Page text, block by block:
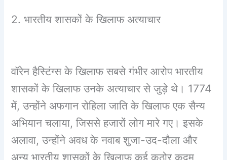
2. भारतीय शासकों के खिलाफ अत्याचार
वॉरेन हैस्टिंग्स के खिलाफ सबसे गंभीर आरोप भारतीय
शासकों के खिलाफ उनके अत्याचार से जुड़े थे। 1774
में, उन्होंने अफगान रोहिला जाति के खिलाफ एक सैन्य
अभियान चलाया, जिससे हजारों लोग मारे गए। इसके
अलावा, उन्होंने अवध के नवाब शुजा-उद-दौला और
अन्य भारतीय शासकों के खिलाफ कई कठोर कदम